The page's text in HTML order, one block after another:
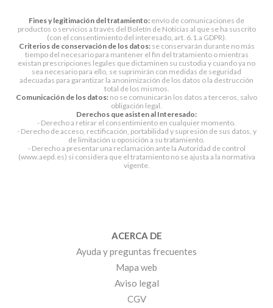
Fines y legitimación del tratamiento: envío de comunicaciones de
productos o servicios a través del Boletín de Noticias al que se ha suscrito
(con el consentimiento del interesado, art. 6.1.a GDPR).
Criterios de conservación de los datos:se conservarán durante no más
tiempo del necesario para mantener el fin del tratamiento o mientras
existan prescripciones legales que dictaminen su custodia y cuando ya no
sea necesario para ello, se suprimirán con medidas de seguridad
adecuadas para garantizar la anonimización de los datos o la destrucción
total de los mismos.
Comunicación de los datos: no se comunicarán los datos a terceros, salvo
obligación legal.
Derechos que asisten al Interesado:
- Derecho a retirar el consentimiento en cualquier momento.
- Derecho de acceso, rectificación, portabilidad y supresión de sus datos, y
de limitación u oposición a su tratamiento.
- Derecho a presentar una reclamación ante la Autoridad de control
(www.aepd.es) si considera que el tratamiento no se ajusta a la normativa
vigente.
ACERCA DE
Ayuda y preguntas frecuentes
Mapa web
Aviso legal
CGV